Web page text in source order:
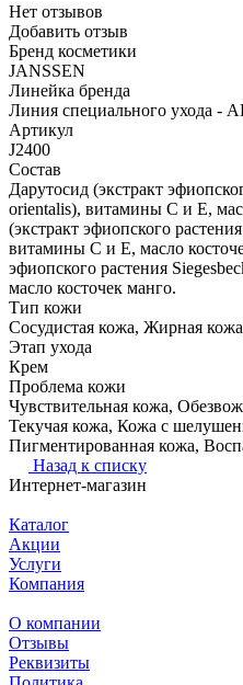
Нет отзывов
Добавить отзыв
Бренд косметики
JANSSEN
Линейка бренда
Линия специального ухода -
Артикул
J2400
Состав
Дарутосид (экстракт
orientalis), витамины С и Е,
(экстракт эфиопского
витамины С и Е, масло
эфиопского растения
масло косточек манго.
Тип кожи
Сосудистая кожа, Жирная
Этап ухода
Крем
Проблема кожи
Чувствительная кожа,
Текучая кожа, Кожа с
Пигментированная кожа,
Назад к списку
Интернет-магазин
Каталог
Акции
Услуги
Компания
О компании
Отзывы
Реквизиты